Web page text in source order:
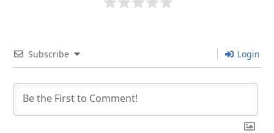
Subscribe Login